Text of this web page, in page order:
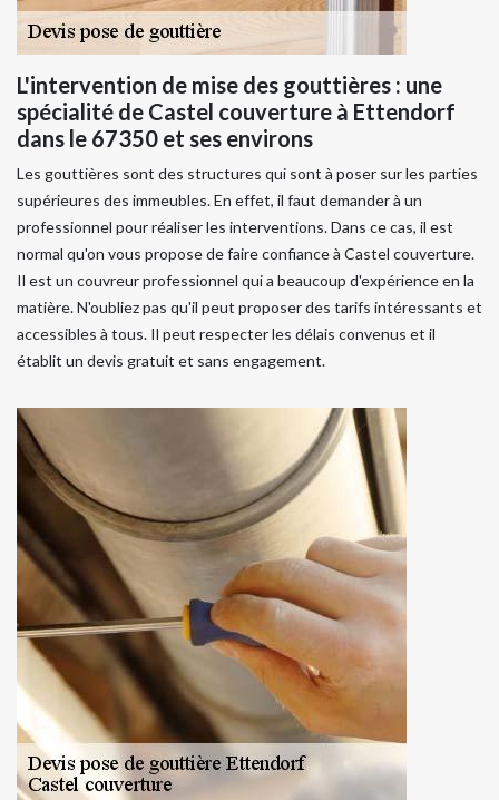
L'intervention de mise des gouttières : une
spécialité de Castel couverture à Ettendorf
dans le 67350 et ses environs
Les gouttières sont des structures qui sont à poser sur les parties
supérieures des immeubles. En effet, il faut demander à un
professionnel pour réaliser les interventions. Dans ce cas, il est
normal qu'on vous propose de faire confiance à Castel couverture.
Il est un couvreur professionnel qui a beaucoup d'expérience en la
matière. N'oubliez pas qu'il peut proposer des tarifs intéressants et
accessibles à tous. Il peut respecter les délais convenus et il
établit un devis gratuit et sans engagement.